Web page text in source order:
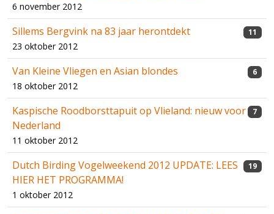
6 november 2012
Sillems Bergvink na 83 jaar herontdekt
23 oktober 2012
11
Van Kleine Vliegen en Asian blondes
18 oktober 2012
6
Kaspische Roodborsttapuit op Vlieland: nieuw voor
Nederland
11 oktober 2012
7
Dutch Birding Vogelweekend 2012 UPDATE: LEES
HIER HET PROGRAMMA!
1 oktober 2012
19